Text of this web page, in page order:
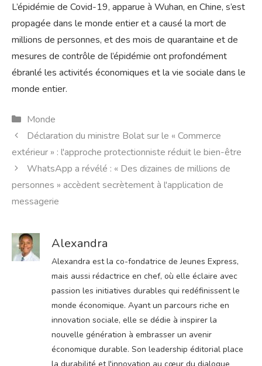
L’épidémie de Covid-19, apparue à Wuhan, en Chine, s’est
propagée dans le monde entier et a causé la mort de
millions de personnes, et des mois de quarantaine et de
mesures de contrôle de l’épidémie ont profondément
ébranlé les activités économiques et la vie sociale dans le
monde entier.
Catégories
Monde
Déclaration du ministre Bolat sur le « Commerce
extérieur » : l'approche protectionniste réduit le bien-être
WhatsApp a révélé : « Des dizaines de millions de
personnes » accèdent secrètement à l'application de
messagerie
Alexandra
Alexandra est la co-fondatrice de Jeunes Express,
mais aussi rédactrice en chef, où elle éclaire avec
passion les initiatives durables qui redéfinissent le
monde économique. Ayant un parcours riche en
innovation sociale, elle se dédie à inspirer la
nouvelle génération à embrasser un avenir
économique durable. Son leadership éditorial place